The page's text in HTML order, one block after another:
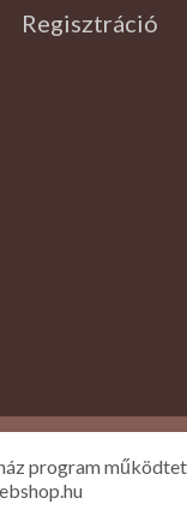
Regisztráció
program